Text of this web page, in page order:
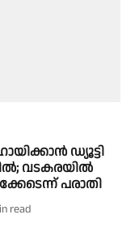
ഡ്യൂട്ടി
വടകരയിൽ
പരാതി
read